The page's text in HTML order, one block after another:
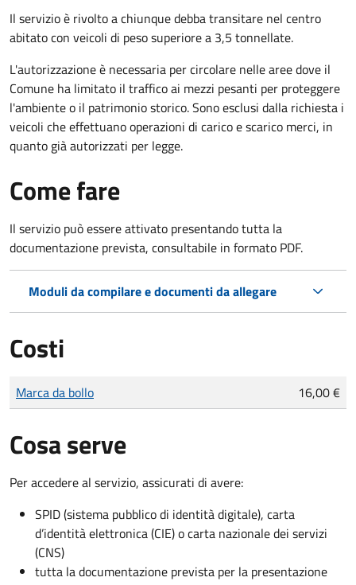
Il servizio è rivolto a chiunque debba transitare nel centro
abitato con veicoli di peso superiore a 3,5 tonnellate.
L'autorizzazione è necessaria per circolare nelle aree dove il
Comune ha limitato il traffico ai mezzi pesanti per proteggere
l'ambiente o il patrimonio storico. Sono esclusi dalla richiesta i
veicoli che effettuano operazioni di carico e scarico merci, in
quanto già autorizzati per legge.
Come fare
Il servizio può essere attivato presentando tutta la
documentazione prevista, consultabile in formato PDF.
Moduli da compilare e documenti da allegare
Costi
Tipo di pagamento
Importo
Marca da bollo 16,00 €
Cosa serve
Per accedere al servizio, assicurati di avere:
SPID (sistema pubblico di identità digitale), carta
d’identità elettronica (CIE) o carta nazionale dei servizi
(CNS)
tutta la documentazione prevista per la presentazione